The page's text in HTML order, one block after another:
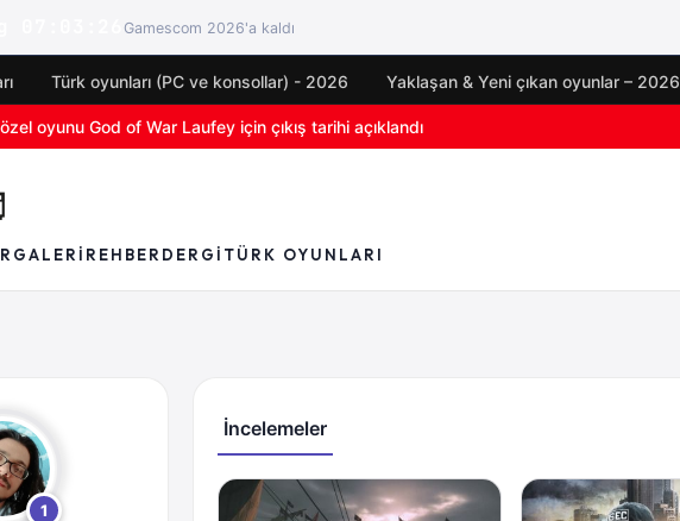
Gamescom 2026'a kaldı
Türk oyunları (PC ve konsollar) - 2026 Yaklaşan & Yeni çıkan oyunlar – 2026
oyunu God of War Laufey için çıkış tarihi açıklandı
GALERI REHBER DERGI TÜRK OYUNLARI
1
İncelemeler